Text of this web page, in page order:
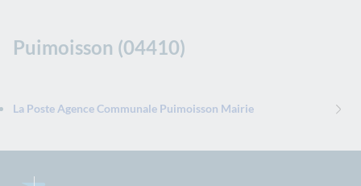
Puimoisson (04410)
La Poste Agence Communale Puimoisson Mairie